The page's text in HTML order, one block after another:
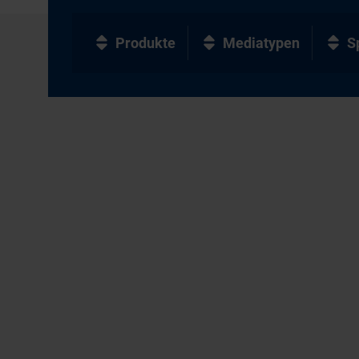
Produkte Mediatypen